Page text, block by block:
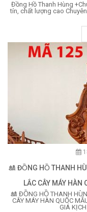
Đồng Hồ Thanh Hùng
tín, chất lượng cao
🎎 ĐỒNG HỒ THANH
LẮC CÂY MÁY HÀN
🎎 ĐỒNG HỒ THANH
CÂY MÁY HÀN QUỐC
GIÁ